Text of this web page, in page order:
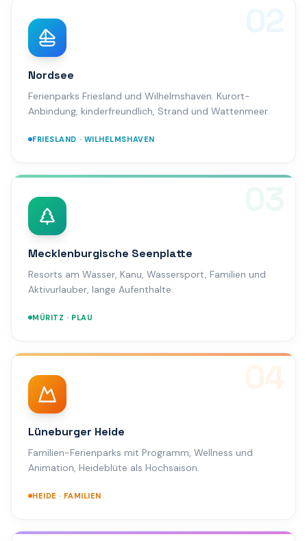
Nordsee
Ferienparks Friesland und Wilhelmshaven. Kurort-
Anbindung, kinderfreundlich, Strand und Wattenmeer.
FRIESLAND · WILHELMSHAVEN
Mecklenburgische Seenplatte
Resorts am Wasser, Kanu, Wassersport, Familien und
Aktivurlauber, lange Aufenthalte.
MÜRITZ · PLAU
Lüneburger Heide
Familien-Ferienparks mit Programm, Wellness und
Animation, Heideblüte als Hochsaison.
HEIDE · FAMILIEN